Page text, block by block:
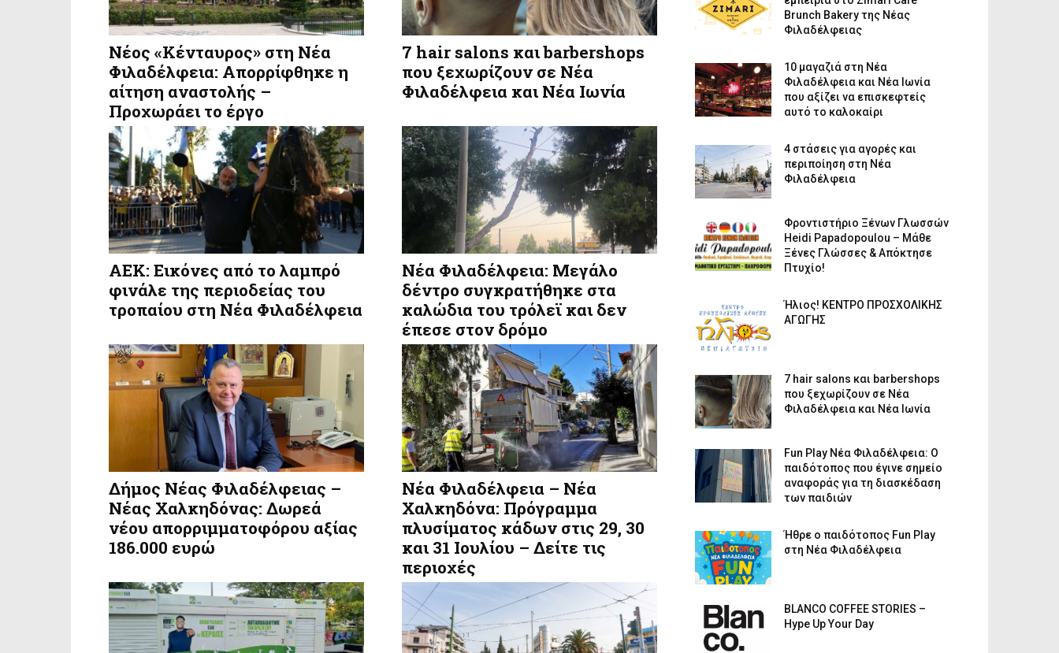
Νέος «Κένταυρος» στη Νέα
Φιλαδέλφεια: Απορρίφθηκε η
αίτηση αναστολής –
Προχωράει το έργο
7 hair salons και barbershops
που ξεχωρίζουν σε Νέα
Φιλαδέλφεια και Νέα Ιωνία
ΑΕΚ: Εικόνες από το λαμπρό
φινάλε της περιοδείας του
τροπαίου στη Νέα Φιλαδέλφεια
Νέα Φιλαδέλφεια: Μεγάλο
δέντρο συγκρατήθηκε στα
καλώδια του τρόλεϊ και δεν
έπεσε στον δρόμο
Δήμος Νέας Φιλαδέλφειας –
Νέας Χαλκηδόνας: Δωρεά
νέου απορριμματοφόρου αξίας
186.000 ευρώ
Νέα Φιλαδέλφεια – Νέα
Χαλκηδόνα: Πρόγραμμα
πλυσίματος κάδων στις 29, 30
και 31 Ιουλίου – Δείτε τις
περιοχές
Brunch Bakery της Νέας
Φιλαδέλφειας
10 μαγαζιά στη Νέα
Φιλαδέλφεια και Νέα Ιωνία
που αξίζει να επισκεφτείς
αυτό το καλοκαίρι
4 στάσεις για αγορές και
περιποίηση στη Νέα
Φιλαδέλφεια
Φροντιστήριο Ξένων Γλωσσών
Heidi Papadopoulou – Μάθε
Ξένες Γλώσσες & Απόκτησε
Πτυχίο!
Ήλιος! ΚΕΝΤΡΟ ΠΡΟΣΧΟΛΙΚΗΣ
ΑΓΩΓΗΣ
7 hair salons και barbershops
που ξεχωρίζουν σε Νέα
Φιλαδέλφεια και Νέα Ιωνία
Fun Play Νέα Φιλαδέλφεια: Ο
παιδότοπος που έγινε σημείο
αναφοράς για τη διασκέδαση
των παιδιών
Ήθρε ο παιδότοπος Fun Play
στη Νέα Φιλαδέλφεια
BLANCO COFFEE STORIES –
Hype Up Your Day